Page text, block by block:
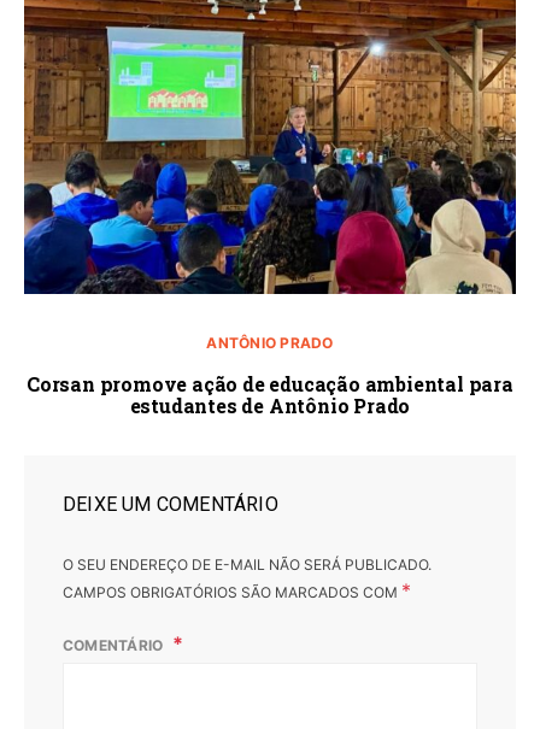
ANTÔNIO PRADO
Corsan promove ação de educação ambiental para
estudantes de Antônio Prado
DEIXE UM COMENTÁRIO
O SEU ENDEREÇO DE E-MAIL NÃO SERÁ PUBLICADO.
CAMPOS OBRIGATÓRIOS SÃO MARCADOS COM *
COMENTÁRIO